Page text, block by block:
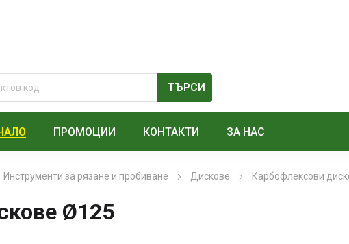
ПРОМОЦИИ КОНТАКТИ ЗА НАС
Инструменти за рязане и пробиване Дискове Карбофлексови
Ø125